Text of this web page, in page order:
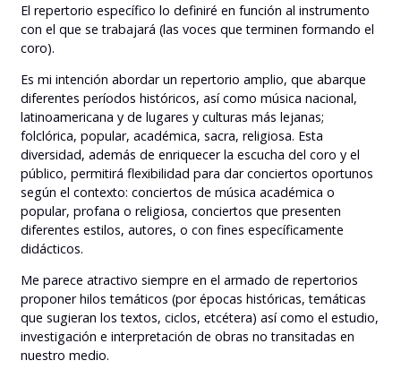
El repertorio específico lo definiré en función al instrumento
con el que se trabajará (las voces que terminen formando el
coro).
Es mi intención abordar un repertorio amplio, que abarque
diferentes períodos históricos, así como música nacional,
latinoamericana y de lugares y culturas más lejanas;
folclórica, popular, académica, sacra, religiosa. Esta
diversidad, además de enriquecer la escucha del coro y el
público, permitirá flexibilidad para dar conciertos oportunos
según el contexto: conciertos de música académica o
popular, profana o religiosa, conciertos que presenten
diferentes estilos, autores, o con fines específicamente
didácticos.
Me parece atractivo siempre en el armado de repertorios
proponer hilos temáticos (por épocas históricas, temáticas
que sugieran los textos, ciclos, etcétera) así como el estudio,
investigación e interpretación de obras no transitadas en
nuestro medio.